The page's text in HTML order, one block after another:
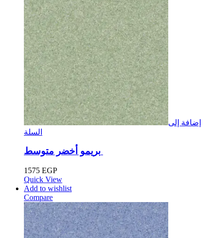
إضافة إلى
السلة
1575 EGP
Quick View
Add to wishlist
Compare